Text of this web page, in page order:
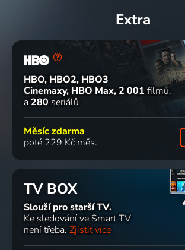
Extra
HBO, HBO2, HBO3
Cinemaxy, HBO Max 2 001 filmů
a 280 seriálů
Měsíc zdarma
poté 229 Kč měs.
TV BOX
Slouží pro starší TV.
Ke sledování ve Smart TV
není třeba. Zjistit více